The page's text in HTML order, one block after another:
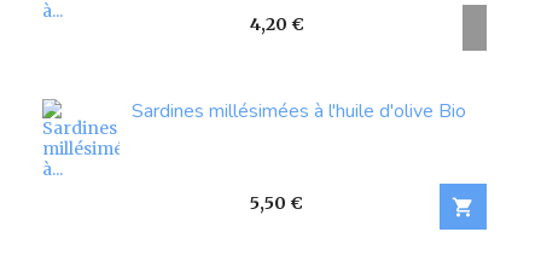
Prix
4,20 €
Sardines millésimées à l'huile d'olive Bio
Prix
5,50 € 